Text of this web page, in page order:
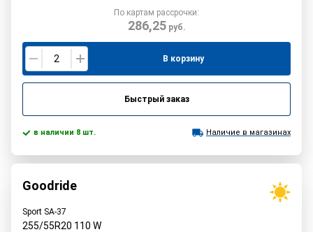
По картам рассрочки:
286,25руб.
В корзину
Быстрый заказ
в наличии 8 шт. Наличие в магазинах
Goodride
Sport SA-37
255/55R20 110 W